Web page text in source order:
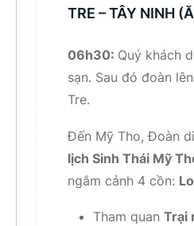
TRE – TÂY NINH
06h30: Quý khách
sạn. Sau đó đoàn
Tre.
Đến Mỹ Tho, Đoàn
lịch Sinh Thái Mỹ
ngắm cảnh 4 cồn:
Tham quan Trại